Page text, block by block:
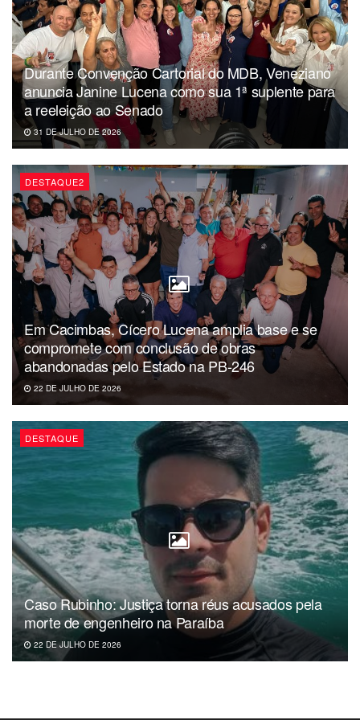
passado.
Durante Convenção Cartorial do MDB, Veneziano
anuncia Janine Lucena como sua 1ª suplente para
a reeleição ao Senado
31 DE JULHO DE 2026
DESTAQUE2
Em Cacimbas, Cícero Lucena amplia base e se
compromete com conclusão de obras
abandonadas pelo Estado na PB-246
22 DE JULHO DE 2026
DESTAQUE
Caso Rubinho: Justiça torna réus acusados pela
morte de engenheiro na Paraíba
22 DE JULHO DE 2026